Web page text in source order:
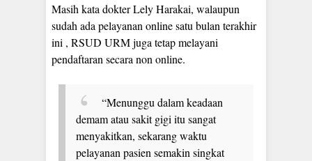
Masih kata dokter Lely Harakai, walaupun
sudah ada pelayanan online satu bulan terakhir
ini , RSUD URM juga tetap melayani
pendaftaran secara non online.
“Menunggu dalam keadaan
demam atau sakit gigi itu sangat
menyakitkan, sekarang waktu
pelayanan pasien semakin singkat